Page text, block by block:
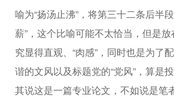
喻为“扬汤止沸”，将第三十二条后半
薪”，这个比喻可能不太恰当，但是
究显得直观、“肉感”，同时也是为了
谐的文风以及标题党的“党风”，算是
其说这是一篇专业论文，不如说是笔